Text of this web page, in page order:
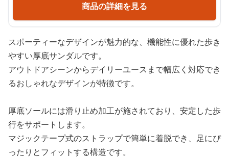
商品の詳細を見る
スポーティーなデザインが魅力的な、機能性に優れた歩き
やすい厚底サンダルです。
アウトドアシーンからデイリーユースまで幅広く対応でき
るおしゃれなデザインが特徴です。
厚底ソールには滑り止め加工が施されており、安定した歩
行をサポートします。
マジックテープ式のストラップで簡単に着脱でき、足にぴ
ったりとフィットする構造です。